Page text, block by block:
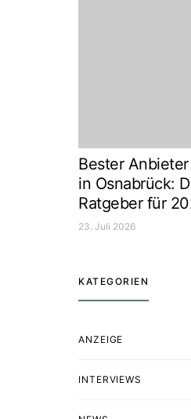
Bester
in Osnabrück:
Ratgeber für
23. Juli 2026
KATEGORIEN
ANZEIGE
INTERVIEWS